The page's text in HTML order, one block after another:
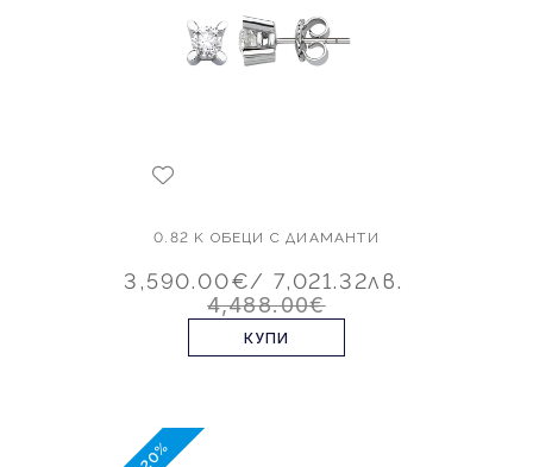
0.82 K ОБЕЦИ С ДИАМАНТИ
3,590.00€/ 7,021.32лв.
4,488.00€
КУПИ